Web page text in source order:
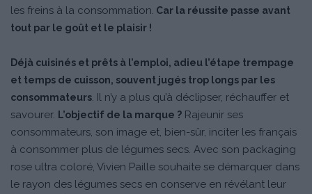
les freins à la consommation. Car la réussite passe avant
tout par le goût et le plaisir !
Déjà cuisinés et prêts à l’emploi, adieu l’étape trempage
et temps de cuisson, souvent jugés trop longs par les
consommateurs. Il n’y a plus qu’à déclipser, réchauffer et
savourer. L’objectif de la marque ? Rajeunir ses
consommateurs, son image et, bien-sûr, inciter les français
à consommer plus de légumes secs. Avec son packaging
rose ultra coloré, Vivien Paille souhaite se démarquer dans
le rayon des légumes secs en conserve en révélant leur